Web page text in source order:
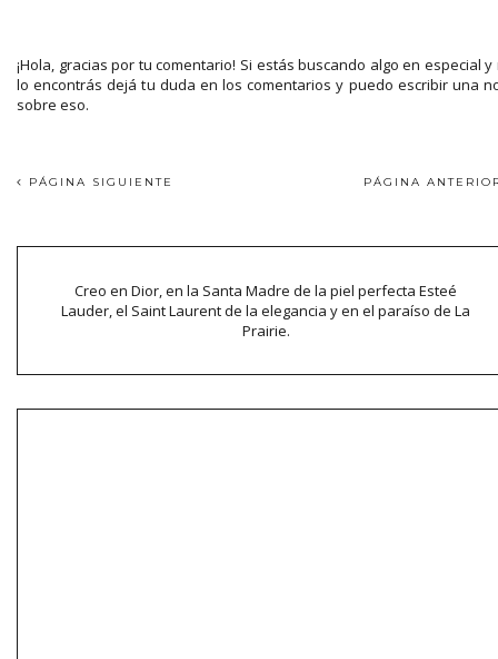
¡Hola, gracias por tu comentario! Si estás buscando algo en especial y
lo encontrás dejá tu duda en los comentarios y puedo escribir una
sobre eso.
PÁGINA SIGUIENTE PÁGINA
Creo en Dior, en la Santa Madre de la piel perfecta Esteé
Lauder, el Saint Laurent de la elegancia y en el paraíso de La
Prairie.